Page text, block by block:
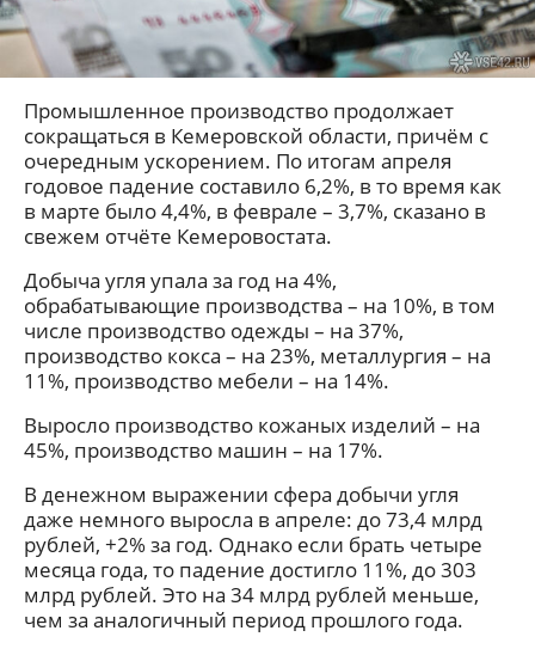
Промышленное производство продолжает
сокращаться в Кемеровской области, причём с
очередным ускорением. По итогам апреля
годовое падение составило 6,2%, в то время как
в марте было 4,4%, в феврале – 3,7%, сказано в
свежем отчёте Кемеровостата.
Добыча угля упала за год на 4%,
обрабатывающие производства – на 10%, в том
числе производство одежды – на 37%,
производство кокса – на 23%, металлургия – на
11%, производство мебели – на 14%.
Выросло производство кожаных изделий – на
45%, производство машин – на 17%.
В денежном выражении сфера добычи угля
даже немного выросла в апреле: до 73,4 млрд
рублей, +2% за год. Однако если брать четыре
месяца года, то падение достигло 11%, до 303
млрд рублей. Это на 34 млрд рублей меньше,
чем за аналогичный период прошлого года.